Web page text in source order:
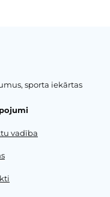
sporta iekārtas
vadība